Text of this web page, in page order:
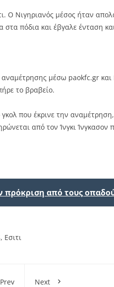
Ο Νιγηριανός μέσος ήταν
πόδια και έβγαλε ένταση
μέσω paokfc.gr και
το βραβείο.
που έκρινε την
από τον Ίνγκι Ίνγκασον
πρόκριση από τους
, Εσιτι
Prev Next